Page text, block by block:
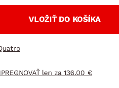
VLOŽIŤ DO KOŠÍKA
len za 136.00 €